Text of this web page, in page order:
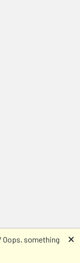
something
🗙